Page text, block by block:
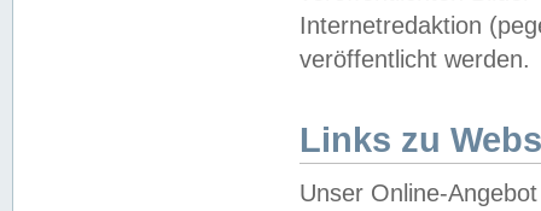
Internetredaktion
veröffentlicht werden.
Links zu
Unser Online-